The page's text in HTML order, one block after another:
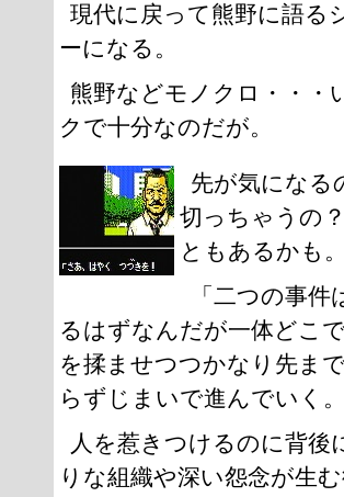
現代に戻って熊野に語る
ーになる。
熊野などモノクロ・・・
クで十分なのだが。
先が気になる
切っちゃうの
ともあるかも。
「二つの事
るはずなんだが一体どこ
を揉ませつつかなり先ま
らずじまいで進んでいく。
人を惹きつけるのに背後
りな組織や深い怨念が生